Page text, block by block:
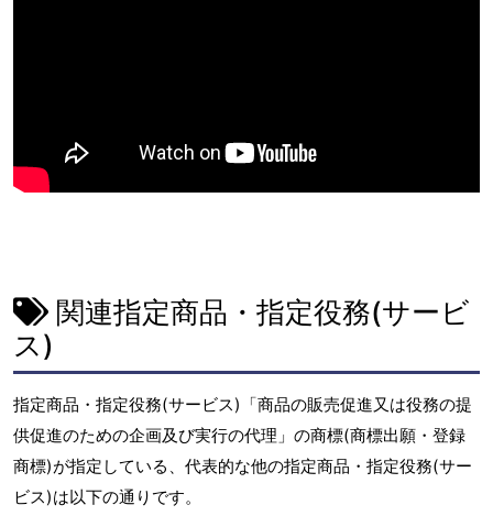
関連指定商品・指定役務(サービ
ス)
指定商品・指定役務(サービス)「商品の販売促進又は役務の提
供促進のための企画及び実行の代理」の商標(商標出願・登録
商標)が指定している、代表的な他の指定商品・指定役務(サー
ビス)は以下の通りです。